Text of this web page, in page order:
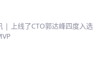
| 上线了CTO郭达峰四度入选